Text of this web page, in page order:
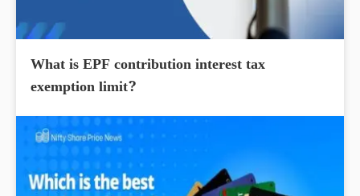
What is EPF contribution interest tax
exemption limit?